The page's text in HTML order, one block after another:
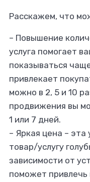
Расскажем, что
– Повышение
услуга помогает
показываться
привлекает
можно в 2, 5 и 10
продвижения вы
1 или 7 дней.
– Яркая цена – эта
товар/услугу
зависимости от
поможет привлечь